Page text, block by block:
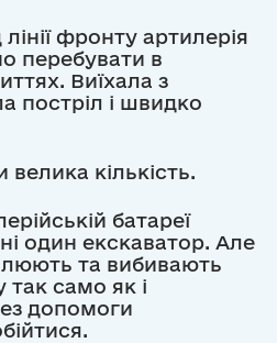
фронту артилерія
перебувати в
Виїхала з
постріл і швидко
велика кількість.
батареї
один екскаватор. Але
та вибивають
так само як і
допомоги